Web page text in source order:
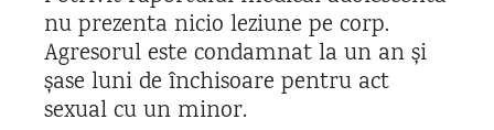
nu prezenta nicio leziune pe corp.
Agresorul este condamnat la un an și
șase luni de închisoare pentru act
sexual cu un minor.